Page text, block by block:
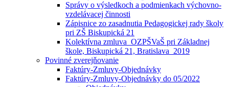
Správy o výsledkoch a podmienkach výchovno-
vzdelávacej činnosti
Zápisnice zo zasadnutia Pedagogickej rady školy
pri ZŠ Biskupická 21
Kolektívna zmluva_OZPŠVaŠ pri Základnej
škole, Biskupická 21, Bratislava_2019
Povinné zverejňovanie
Faktúry-Zmluvy-Objednávky
Faktúry-Zmluvy-Objednávky do 05/2022